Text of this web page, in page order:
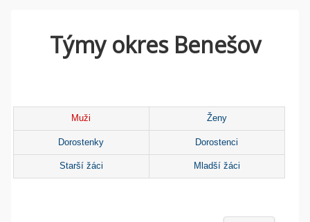
Týmy okres Benešov
Muži Ženy
Dorostenky Dorostenci
Starší žáci Mladší žáci